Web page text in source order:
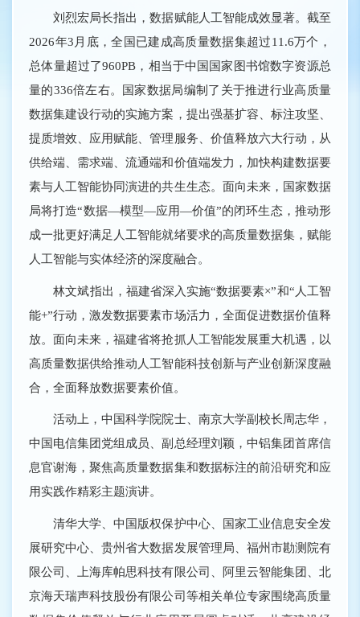
刘烈宏局长指出，数据赋能人工智能成效显著。截至
2026年3月底，全国已建成高质量数据集超过11.6万个，
总体量超过了960PB，相当于中国国家图书馆数字资源总
量的336倍左右。国家数据局编制了关于推进行业高质量
数据集建设行动的实施方案，提出强基扩容、标注攻坚、
提质增效、应用赋能、管理服务、价值释放六大行动，从
供给端、需求端、流通端和价值端发力，加快构建数据要
素与人工智能协同演进的共生生态。面向未来，国家数据
局将打造“数据—模型—应用—价值”的闭环生态，推动形
成一批更好满足人工智能就绪要求的高质量数据集，赋能
人工智能与实体经济的深度融合。
林文斌指出，福建省深入实施“数据要素×”和“人工智
能+”行动，激发数据要素市场活力，全面促进数据价值释
放。面向未来，福建省将抢抓人工智能发展重大机遇，以
高质量数据供给推动人工智能科技创新与产业创新深度融
合，全面释放数据要素价值。
活动上，中国科学院院士、南京大学副校长周志华，
中国电信集团党组成员、副总经理刘颖，中铝集团首席信
息官谢海，聚焦高质量数据集和数据标注的前沿研究和应
用实践作精彩主题演讲。
清华大学、中国版权保护中心、国家工业信息安全发
展研究中心、贵州省大数据发展管理局、福州市勘测院有
限公司、上海库帕思科技有限公司、阿里云智能集团、北
京海天瑞声科技股份有限公司等相关单位专家围绕高质量